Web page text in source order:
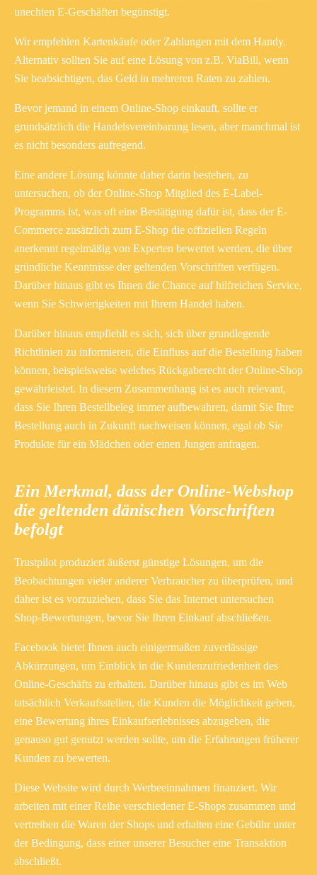
unechten E-Geschäften begünstigt.
Wir empfehlen Kartenkäufe oder Zahlungen mit dem Handy.
Alternativ sollten Sie auf eine Lösung von z.B. ViaBill, wenn
Sie beabsichtigen, das Geld in mehreren Raten zu zahlen.
Bevor jemand in einem Online-Shop einkauft, sollte er
grundsätzlich die Handelsvereinbarung lesen, aber manchmal ist
es nicht besonders aufregend.
Eine andere Lösung könnte daher darin bestehen, zu
untersuchen, ob der Online-Shop Mitglied des E-Label-
Programms ist, was oft eine Bestätigung dafür ist, dass der E-
Commerce zusätzlich zum E-Shop die offiziellen Regeln
anerkennt regelmäßig von Experten bewertet werden, die über
gründliche Kenntnisse der geltenden Vorschriften verfügen.
Darüber hinaus gibt es Ihnen die Chance auf hilfreichen Service,
wenn Sie Schwierigkeiten mit Ihrem Handel haben.
Darüber hinaus empfiehlt es sich, sich über grundlegende
Richtlinien zu informieren, die Einfluss auf die Bestellung haben
können, beispielsweise welches Rückgaberecht der Online-Shop
gewährleistet. In diesem Zusammenhang ist es auch relevant,
dass Sie Ihren Bestellbeleg immer aufbewahren, damit Sie Ihre
Bestellung auch in Zukunft nachweisen können, egal ob Sie
Produkte für ein Mädchen oder einen Jungen anfragen.
Ein Merkmal, dass der Online-Webshop
die geltenden dänischen Vorschriften
befolgt
Trustpilot produziert äußerst günstige Lösungen, um die
Beobachtungen vieler anderer Verbraucher zu überprüfen, und
daher ist es vorzuziehen, dass Sie das Internet untersuchen
Shop-Bewertungen, bevor Sie Ihren Einkauf abschließen.
Facebook bietet Ihnen auch einigermaßen zuverlässige
Abkürzungen, um Einblick in die Kundenzufriedenheit des
Online-Geschäfts zu erhalten. Darüber hinaus gibt es im Web
tatsächlich Verkaufsstellen, die Kunden die Möglichkeit geben,
eine Bewertung ihres Einkaufserlebnisses abzugeben, die
genauso gut genutzt werden sollte, um die Erfahrungen früherer
Kunden zu bewerten.
Diese Website wird durch Werbeeinnahmen finanziert. Wir
arbeiten mit einer Reihe verschiedener E-Shops zusammen und
vertreiben die Waren der Shops und erhalten eine Gebühr unter
der Bedingung, dass einer unserer Besucher eine Transaktion
abschließt.